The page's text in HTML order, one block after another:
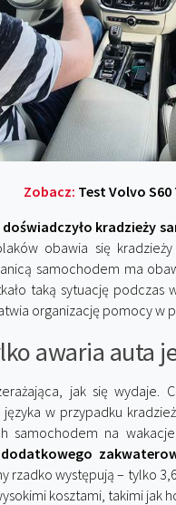
Zobacz: Test Volvo S60
kradzieży
obawia się
samochodem ma
taką sytuację podczas
organizację pomocy w
awaria auta
jak się
w przypadku
samochodem na
rzadko występują – tylko
kosztami, takimi jak